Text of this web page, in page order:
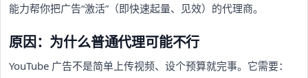
能力帮你把广告“激活”（即快速起量、见效）的代理商。
原因：为什么普通代理可能不行
YouTube 广告不是简单上传视频、设个预算就完事。它需要：